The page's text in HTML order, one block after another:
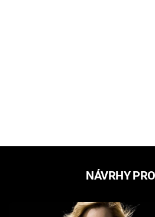
NÁVRHY